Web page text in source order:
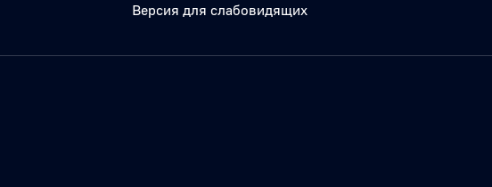
Версия для слабовидящих